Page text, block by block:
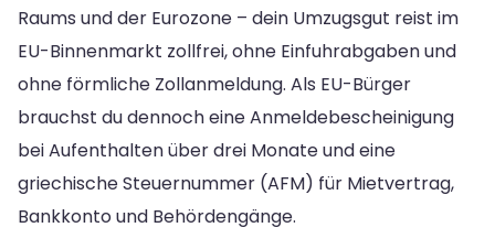
Raums und der Eurozone – dein Umzugsgut reist im
EU-Binnenmarkt zollfrei, ohne Einfuhrabgaben und
ohne förmliche Zollanmeldung. Als EU-Bürger
brauchst du dennoch eine Anmeldebescheinigung
bei Aufenthalten über drei Monate und eine
griechische Steuernummer (AFM) für Mietvertrag,
Bankkonto und Behördengänge.